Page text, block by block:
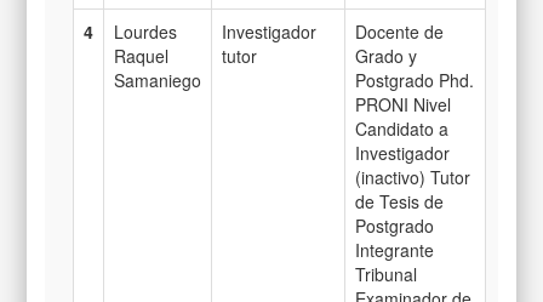
4
Lourdes
Raquel
Samaniego
Investigador
tutor
Docente de
Grado y
Postgrado Phd.
PRONI Nivel
Candidato a
Investigador
(inactivo) Tutor
de Tesis de
Postgrado
Integrante
Tribunal